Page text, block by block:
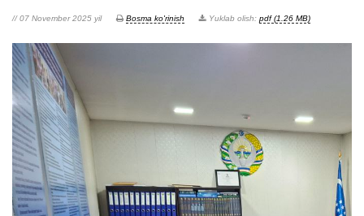
// 07 November 2025 yil Bosma ko'rinish Yuklab olish: pdf (1.26 MB)